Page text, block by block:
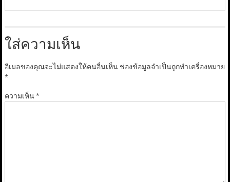
ใส่ความเห็น
อีเมลของคุณจะไม่แสดงให้คนอื่นเห็น ช่องข้อมูลจำเป็นถูกทำเครื่องหมาย
*
ความเห็น*